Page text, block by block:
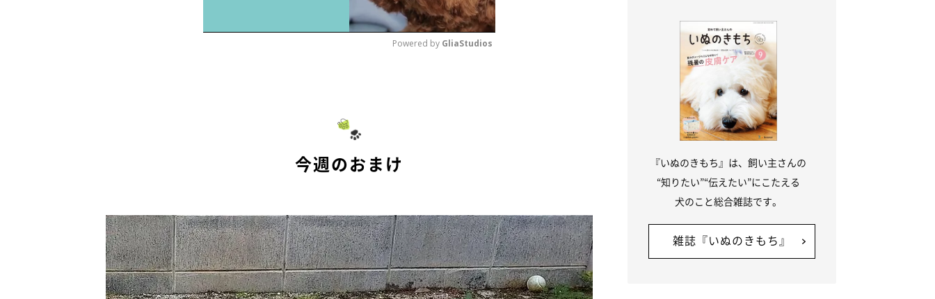
Powered by GliaStudios
今週のおまけ
『いぬのきもち』は、飼い主さんの
“知りたい”“伝えたい”にこたえる
犬のこと総合雑誌です。
雑誌『いぬのきもち』